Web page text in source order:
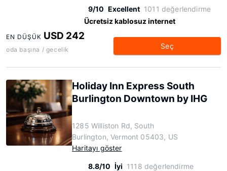
9/10 Excellent 1011 değerlendirme
Ücretsiz kablosuz internet
EN DÜŞÜK USD 242
oda başına / gecelik Seç
Holiday Inn Express South
Burlington Downtown by IHG
1285 Williston Rd, South
Burlington, Vermont 05403, US
Haritayı göster
8.8/10 İyi 1118 değerlendirme